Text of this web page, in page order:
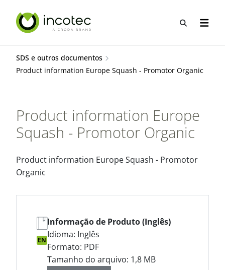
para
para
Abrir
Abrir
SDS e outros documentos
Product information Europe Squash - Promotor Organic
Product information Europe
Squash - Promotor Organic
Product information Europe Squash - Promotor
Organic
EN
Informação de Produto (Inglês)
Idioma: Inglês
Formato: PDF
Tamanho do arquivo: 1,8 MB